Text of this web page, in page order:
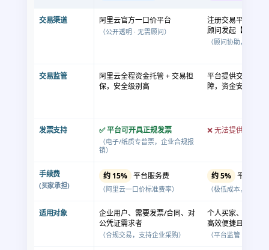
交易渠道 阿里云官方一口价平台
（公开透明 · 无需顾问）
注册交易平台，联
顾问发起【带价
（顾问协助，平台
交易监管
阿里云全程资金托管 + 交易担
保，安全级别高
平台提供交易监管
障，资金安全有保
发票支持 ✅ 平台可开具正规发票
（电子/纸质专普票，企业合规报
销）
❌ 无法提供发票
手续费
(买家承担)
约 15% 平台服务费
（阿里云一口价标准费率）
约 5% 平台手续
（极低成本，个人
适用对象
企业用户、需要发票/合同、对
公凭证需求者
（合规交易，支持企业采购）
个人买家、域名爱
高效便捷且低成本
（平台监管 + 低至